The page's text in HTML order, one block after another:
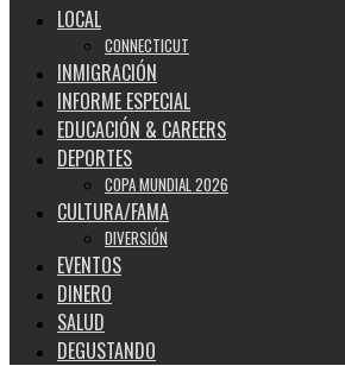
LOCAL
CONNECTICUT
INMIGRACIÓN
INFORME ESPECIAL
EDUCACIÓN & CAREERS
DEPORTES
COPA MUNDIAL 2026
CULTURA/FAMA
DIVERSIÓN
EVENTOS
DINERO
SALUD
DEGUSTANDO